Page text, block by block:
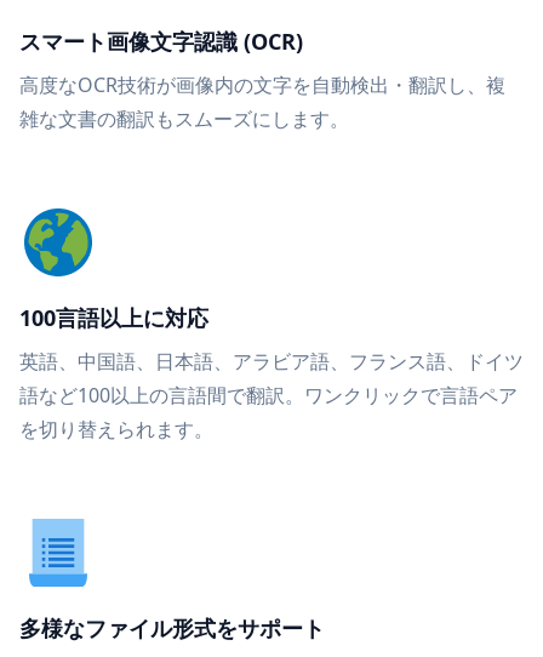
スマート画像文字認識 (OCR)
高度なOCR技術が画像内の文字を自動検出・翻訳し、複
雑な文書の翻訳もスムーズにします。
100言語以上に対応
英語、中国語、日本語、アラビア語、フランス語、ドイツ
語など100以上の言語間で翻訳。ワンクリックで言語ペア
を切り替えられます。
多様なファイル形式をサポート